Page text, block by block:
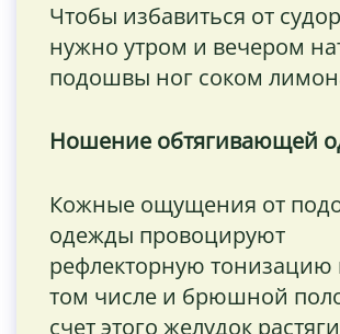
Чтобы избавиться от
нужно утром и вечером
подошвы ног соком
Ношение обтягивающей
Кожные ощущения от
одежды провоцируют
рефлекторную
том числе и брюшной
счет этого желудок